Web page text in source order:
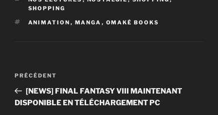
SHOPPING
ÉTIQUETTES
ANIMATION , MANGA , OMAKÉ BOOKS
Navigation
l’article
Article
précédent
PRÉCÉDENT
[NEWS] FINAL FANTASY VIII MAINTENANT
DISPONIBLE EN TÉLÉCHARGEMENT PC